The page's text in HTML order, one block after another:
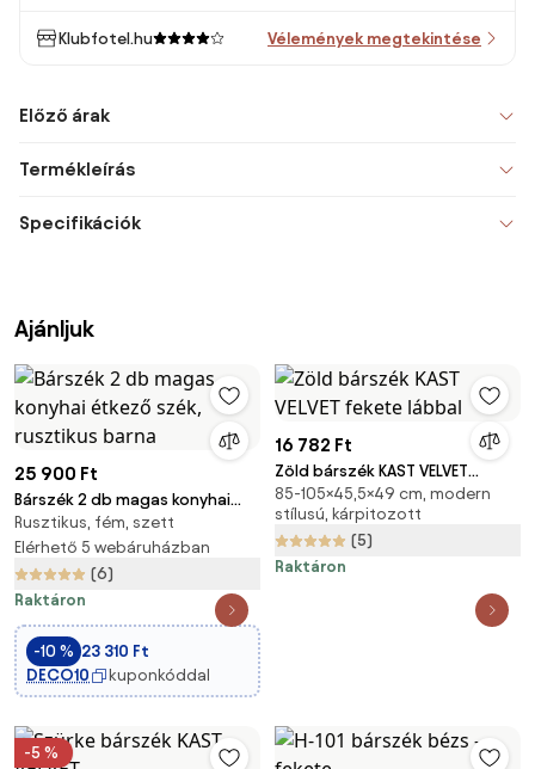
Klubfotel.hu Vélemények megtekintése
Előző árak
Termékleírás
Specifikációk
Ajánljuk
25 900 Ft
Bárszék 2 db magas konyhai
étkező szék, rusztikus barna
Rusztikus, fém, szett
Elérhető 5 webáruházban
(6)
Raktáron
-10 % 23 310 Ft
DECO10
kuponkóddal
16 782 Ft
Zöld bárszék KAST VELVET
fekete lábbal
85-105×45,5×49 cm, modern
stílusú, kárpitozott
(5)
Raktáron
-5 %